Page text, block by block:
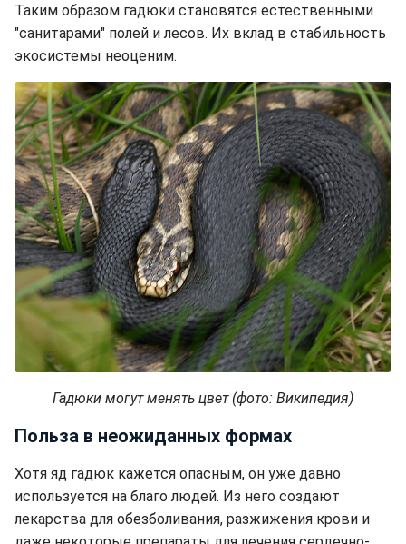
Таким образом гадюки становятся естественными
"санитарами" полей и лесов. Их вклад в стабильность
экосистемы неоценим.
Гадюки могут менять цвет (фото: Википедия)
Польза в неожиданных формах
Хотя яд гадюк кажется опасным, он уже давно
используется на благо людей. Из него создают
лекарства для обезболивания, разжижения крови и